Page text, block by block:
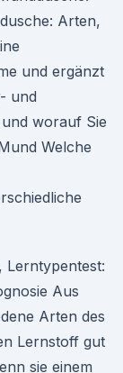
Arten,
und ergänzt
und
worauf Sie
Welche
Lerntypentest:
Aus
Arten des
Lernstoff gut
sie einem